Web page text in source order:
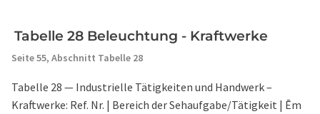
Tabelle 28 Beleuchtung - Kraftwerke
Seite 55, Abschnitt Tabelle 28
Tabelle 28 — Industrielle Tätigkeiten und Handwerk –
Kraftwerke: Ref. Nr. | Bereich der Sehaufgabe/Tätigkeit | Ēm